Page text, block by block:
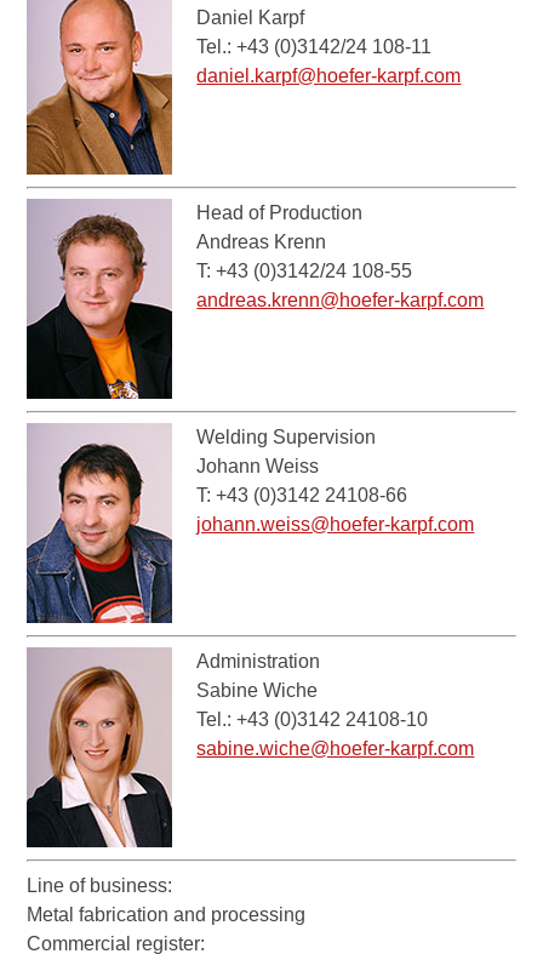
Daniel Karpf
Tel.: +43 (0)3142/24 108-11
daniel.karpf@hoefer-karpf.com
Head of Production
Andreas Krenn
T: +43 (0)3142/24 108-55
andreas.krenn@hoefer-karpf.com
Welding Supervision
Johann Weiss
T: +43 (0)3142 24108-66
johann.weiss@hoefer-karpf.com
Administration
Sabine Wiche
Tel.: +43 (0)3142 24108-10
sabine.wiche@hoefer-karpf.com
Line of business:
Metal fabrication and processing
Commercial register: